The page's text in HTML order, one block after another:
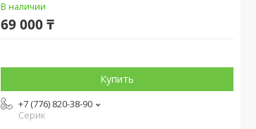
В наличии
69 000 ₸
Купить
+7 (776) 820-38-90
Серик